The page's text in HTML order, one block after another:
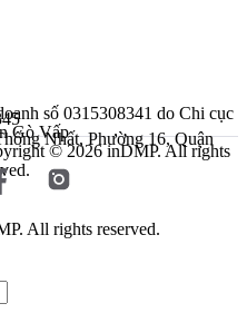
Nhất, Phường 16, Quận
số 0315308341 do Chi cục
Gò Vấp
© 2026 inDMP. All rights
All rights reserved.